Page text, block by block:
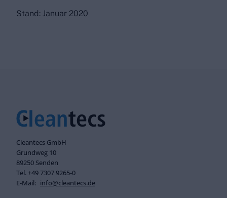
Stand: Januar 2020
Cleantecs GmbH
Grundweg 10
89250 Senden
Tel. +49 7307 9265-0
E-Mail: info@cleantecs.de